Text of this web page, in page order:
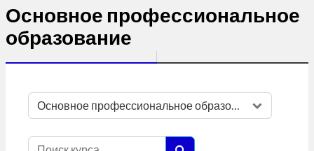
Основное профессиональное
образование
Категории курсов
Поиск курса